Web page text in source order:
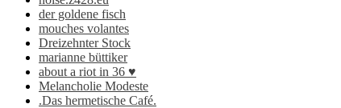
der goldene fisch
mouches volantes
Dreizehnter Stock
marianne büttiker
about a riot in 36 ♥
Melancholie Modeste
.Das hermetische Café.